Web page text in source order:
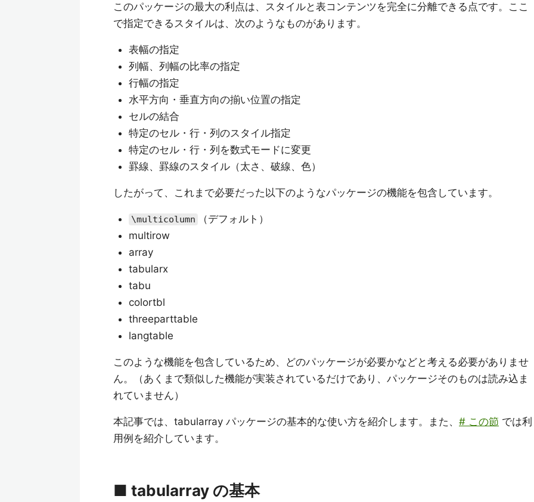
このパッケージの最大の利点は、スタイルと表コンテンツを完全に分離できる点です。ここ
で指定できるスタイルは、次のようなものがあります。
表幅の指定
列幅、列幅の比率の指定
行幅の指定
水平方向・垂直方向の揃い位置の指定
セルの結合
特定のセル・行・列のスタイル指定
特定のセル・行・列を数式モードに変更
罫線、罫線のスタイル（太さ、破線、色）
したがって、これまで必要だった以下のようなパッケージの機能を包含しています。
\multicolumn
（デフォルト）
multirow
array
tabularx
tabu
colortbl
threeparttable
langtable
このような機能を包含しているため、どのパッケージが必要かなどと考える必要がありませ
ん。（あくまで類似した機能が実装されているだけであり、パッケージそのものは読み込ま
れていません）
本記事では、tabularray パッケージの基本的な使い方を紹介します。また、 # この節 では利
用例を紹介しています。
■ tabularray の基本